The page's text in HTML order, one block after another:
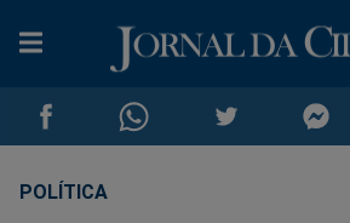
CompartilharCompartilhar
POLÍTICA